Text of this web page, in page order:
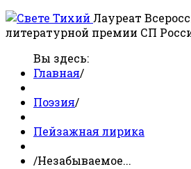
Лауреат
литературной премии СП
Вы здесь:
Главная/
Поэзия/
Пейзажная лирика
/Незабываемое...